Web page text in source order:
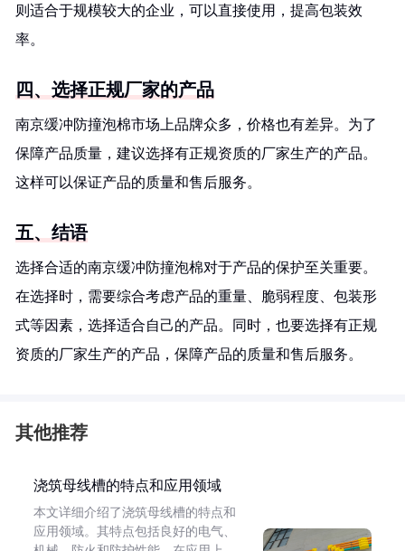
则适合于规模较大的企业，可以直接使用，提高包装效
率。
四、选择正规厂家的产品
南京缓冲防撞泡棉市场上品牌众多，价格也有差异。为了
保障产品质量，建议选择有正规资质的厂家生产的产品。
这样可以保证产品的质量和售后服务。
五、结语
选择合适的南京缓冲防撞泡棉对于产品的保护至关重要。
在选择时，需要综合考虑产品的重量、脆弱程度、包装形
式等因素，选择适合自己的产品。同时，也要选择有正规
资质的厂家生产的产品，保障产品的质量和售后服务。
其他推荐
浇筑母线槽的特点和应用领域
本文详细介绍了浇筑母线槽的特点和
应用领域。其特点包括良好的电气、